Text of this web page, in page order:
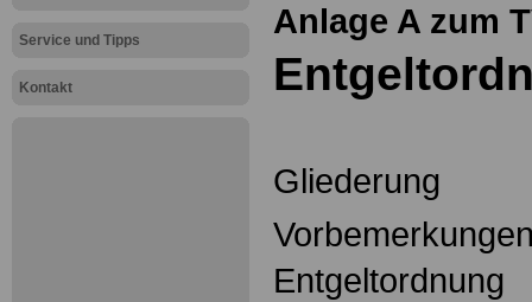
Service und Tipps
Kontakt
Anlage A zum
Gliederung
Entgeltordnung